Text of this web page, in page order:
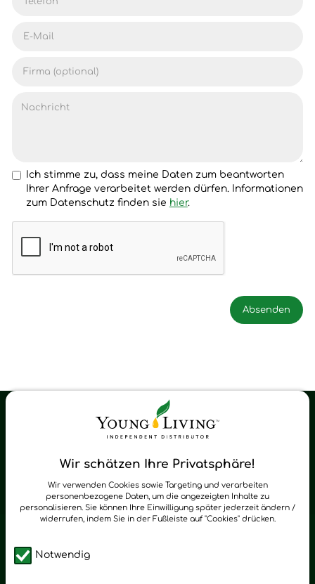
Ich stimme zu, dass meine Daten zum beantworten
Ihrer Anfrage verarbeitet werden dürfen. Informationen
zum Datenschutz finden sie hier.
Wir schätzen Ihre Privatsphäre!
Wir verwenden Cookies sowie Targeting und verarbeiten
personenbezogene Daten, um die angezeigten Inhalte zu
personalisieren. Sie können Ihre Einwilligung später jederzeit ändern /
widerrufen, indem Sie in der Fußleiste auf "Cookies" drücken.
Notwendig
Young Living Shop-Oil Newsletter
zum Newsletter anmelden